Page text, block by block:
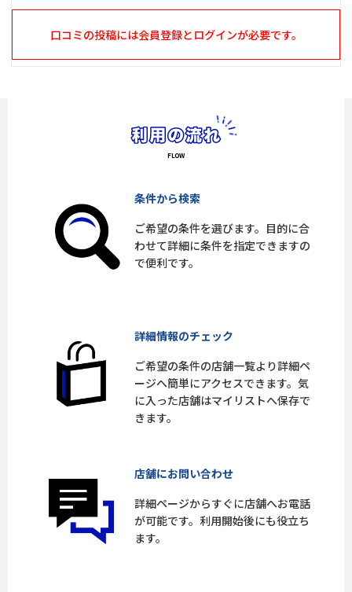
口コミの投稿には会員登録とログインが必要です。
条件から検索
ご希望の条件を選びます。目的に合
わせて詳細に条件を指定できますの
で便利です。
詳細情報のチェック
ご希望の条件の店舗一覧より詳細ペ
ージへ簡単にアクセスできます。気
に入った店舗はマイリストへ保存で
きます。
店舗にお問い合わせ
詳細ページからすぐに店舗へお電話
が可能です。利用開始後にも役立ち
ます。